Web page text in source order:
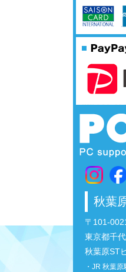
秋葉
〒101-
東京都千
秋葉原ST
・JR 秋葉